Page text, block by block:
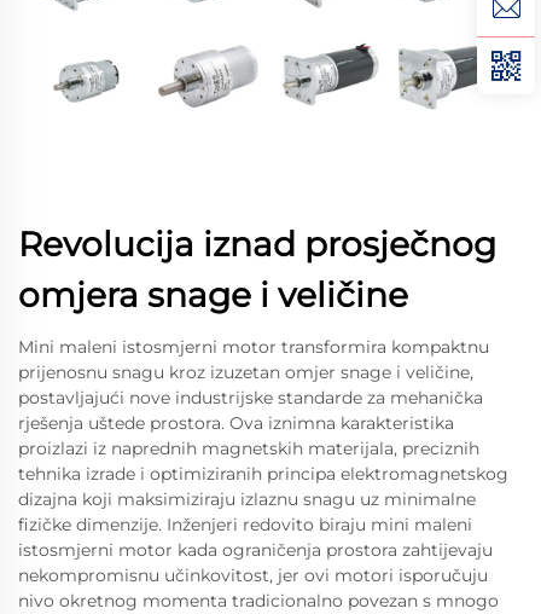
Revolucija iznad prosječnog
omjera snage i veličine
Mini maleni istosmjerni motor transformira kompaktnu
prijenosnu snagu kroz izuzetan omjer snage i veličine,
postavljajući nove industrijske standarde za mehanička
rješenja uštede prostora. Ova iznimna karakteristika
proizlazi iz naprednih magnetskih materijala, preciznih
tehnika izrade i optimiziranih principa elektromagnetskog
dizajna koji maksimiziraju izlaznu snagu uz minimalne
fizičke dimenzije. Inženjeri redovito biraju mini maleni
istosmjerni motor kada ograničenja prostora zahtijevaju
nekompromisnu učinkovitost, jer ovi motori isporučuju
nivo okretnog momenta tradicionalno povezan s mnogo